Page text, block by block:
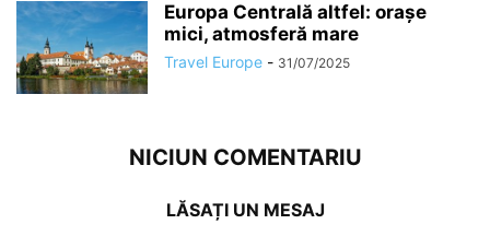
Europa Centrală altfel: orașe
mici, atmosferă mare
Travel Europe - 31/07/2025
NICIUN COMENTARIU
LĂSAȚI UN MESAJ